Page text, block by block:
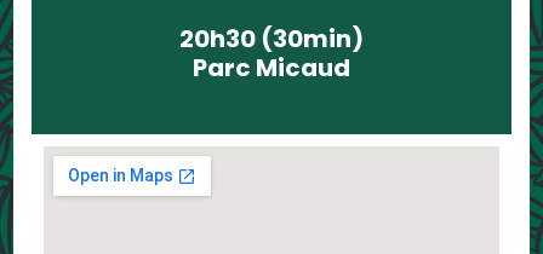
20h30 (30min)
Parc Micaud